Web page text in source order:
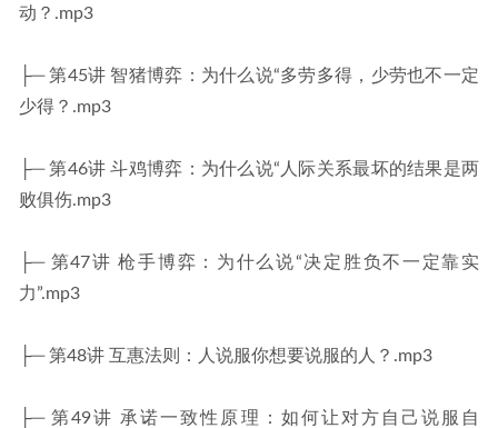
动？.mp3
├─ 第45讲 智猪博弈：为什么说“多劳多得，少劳也不一定
少得？.mp3
├─ 第46讲 斗鸡博弈：为什么说“人际关系最坏的结果是两
败俱伤.mp3
├─ 第47讲 枪手博弈：为什么说“决定胜负不一定靠实
力”.mp3
├─ 第48讲 互惠法则：人说服你想要说服的人？.mp3
├─ 第49讲 承诺一致性原理：如何让对方自己说服自